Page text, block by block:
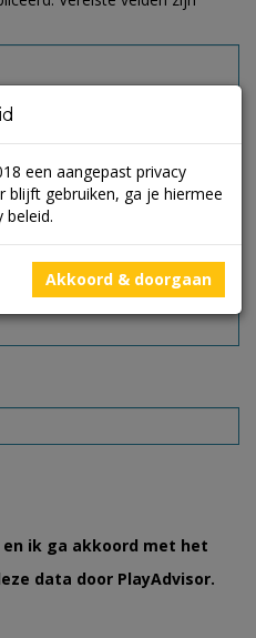
en ik ga akkoord met het
data door PlayAdvisor.
een aangepast privacy
blijft gebruiken, ga je hiermee
beleid.
Akkoord & doorgaan